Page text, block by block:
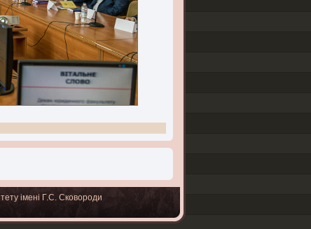
імені Г.С. Сковороди